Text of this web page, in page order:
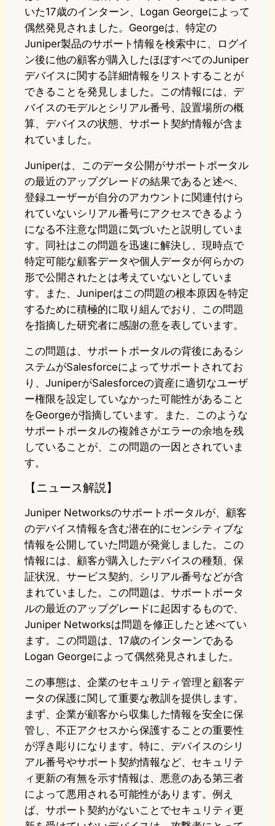
いた17歳のインターン、Logan Georgeによって
偶然発見されました。Georgeは、特定の
Juniper製品のサポート情報を検索中に、ログイ
ン後に他の顧客が購入したほぼすべてのJuniper
デバイスに関する詳細情報をリストすることが
できることを発見しました。この情報には、デ
バイスのモデルとシリアル番号、設置場所の概
算、デバイスの状態、サポート契約情報が含ま
れていました。
Juniperは、このデータ公開がサポートポータル
の最近のアップグレードの結果であると述べ、
登録ユーザーが自分のアカウントに関連付けら
れていないシリアル番号にアクセスできるよう
になる不注意な問題に気づいたと説明していま
す。同社はこの問題を迅速に解決し、現時点で
特定可能な顧客データや個人データが何らかの
形で公開されたとは考えていないとしていま
す。また、Juniperはこの問題の根本原因を特定
するために積極的に取り組んでおり、この問題
を指摘した研究者に感謝の意を表しています。
この問題は、サポートポータルの背後にあるシ
ステムがSalesforceによってサポートされてお
り、JuniperがSalesforceの資産に適切なユーザ
ー権限を設定していなかった可能性があること
をGeorgeが指摘しています。また、このような
サポートポータルの複雑さがエラーの余地を残
していることが、この問題の一因とされていま
す。
【ニュース解説】
Juniper Networksのサポートポータルが、顧客
のデバイス情報を含む潜在的にセンシティブな
情報を公開していた問題が発覚しました。この
情報には、顧客が購入したデバイスの種類、保
証状況、サービス契約、シリアル番号などが含
まれていました。この問題は、サポートポータ
ルの最近のアップグレードに起因するもので、
Juniper Networksは問題を修正したと述べてい
ます。この問題は、17歳のインターンである
Logan Georgeによって偶然発見されました。
この事態は、企業のセキュリティ管理と顧客デ
ータの保護に関して重要な教訓を提供します。
まず、企業が顧客から収集した情報を安全に保
管し、不正アクセスから保護することの重要性
が浮き彫りになります。特に、デバイスのシリ
アル番号やサポート契約情報など、セキュリテ
ィ更新の有無を示す情報は、悪意のある第三者
によって悪用される可能性があります。例え
ば、サポート契約がないことでセキュリティ更